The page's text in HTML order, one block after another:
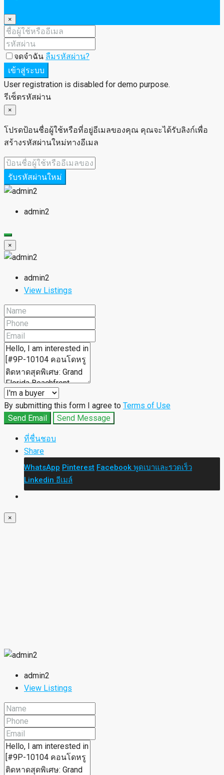
×
จดจำฉัน ลืมรหัสผ่าน?
เข้าสู่ระบบ
User registration is disabled for demo purpose.
รีเซ็ตรหัสผ่าน
×
โปรดป้อนชื่อผู้ใช้หรือที่อยู่อีเมลของคุณ คุณจะได้รับลิงก์เพื่อ
สร้างรหัสผ่านใหม่ทางอีเมล
รับรหัสผ่านใหม่
admin2
×
admin2
View Listings
By submitting this form I agree to Terms of Use
Send Email
Send Message
ที่ชื่นชอบ
Share
WhatsApp Pinterest Facebook พูดเบาและรวดเร็ว
Linkedin อีเมล์
×
admin2
View Listings